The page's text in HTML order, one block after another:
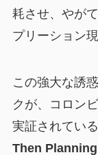
耗させ、やが
プリーション
この強大な誘
クが、コロン
実証されている
Then Planning